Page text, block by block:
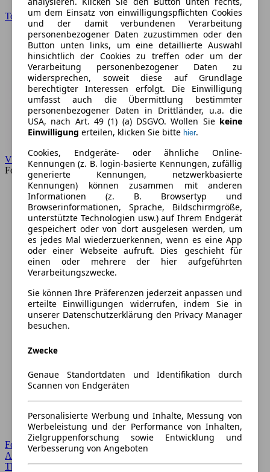
Toyota
VW
Forum
Forum Startseite
Alle Auto-Foren
Themen-Forum
um dem Einsatz von einwilligungspflichten Cookies
und der damit verbundenen Verarbeitung
personenbezogener Daten zuzustimmen oder den
Button unten links, um eine detaillierte Auswahl
hinsichtlich der Cookies zu treffen oder um der
Verarbeitung personenbezogener Daten zu
widersprechen, soweit diese auf Grundlage
berechtigter Interessen erfolgt. Die Einwilligung
umfasst auch die Übermittlung bestimmter
personenbezogener Daten in Drittländer, u.a. die
USA, nach Art. 49 (1) (a) DSGVO. Wollen Sie keine
Einwilligung erteilen, klicken Sie bitte hier.
Cookies, Endgeräte- oder ähnliche Online-
Kennungen (z. B. login-basierte Kennungen, zufällig
generierte Kennungen, netzwerkbasierte
Kennungen) können zusammen mit anderen
Informationen (z. B. Browsertyp und
Browserinformationen, Sprache, Bildschirmgröße,
unterstützte Technologien usw.) auf Ihrem Endgerät
gespeichert oder von dort ausgelesen werden, um
es jedes Mal wiederzuerkennen, wenn es eine App
oder einer Webseite aufruft. Dies geschieht für
einen oder mehrere der hier aufgeführten
Verarbeitungszwecke.
Sie können Ihre Präferenzen jederzeit anpassen und
erteilte Einwilligungen widerrufen, indem Sie in
unserer Datenschutzerklärung den Privacy Manager
besuchen.
Zwecke
Genaue Standortdaten und Identifikation durch
Scannen von Endgeräten
Personalisierte Werbung und Inhalte, Messung von
Werbeleistung und der Performance von Inhalten,
Zielgruppenforschung sowie Entwicklung und
Verbesserung von Angeboten